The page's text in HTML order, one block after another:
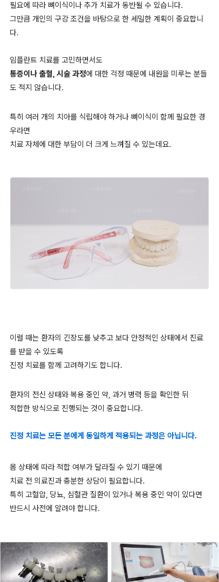
필요에 따라 뼈이식이나 추가 치료가 동반될 수 있습니다.
그만큼 개인의 구강 조건을 바탕으로 한 세밀한 계획이 중요합니
다.
임플란트 치료를 고민하면서도
통증이나 출혈, 시술 과정에 대한 걱정 때문에 내원을 미루는 분들
도 적지 않습니다.
특히 여러 개의 치아를 식립해야 하거나 뼈이식이 함께 필요한 경
우라면
치료 자체에 대한 부담이 더 크게 느껴질 수 있는데요.
이럴 때는 환자의 긴장도를 낮추고 보다 안정적인 상태에서 진료
를 받을 수 있도록
진정 치료를 함께 고려하기도 합니다.
환자의 전신 상태와 복용 중인 약, 과거 병력 등을 확인한 뒤
적합한 방식으로 진행되는 것이 중요합니다.
진정 치료는 모든 분에게 동일하게 적용되는 과정은 아닙니다.
몸 상태에 따라 적합 여부가 달라질 수 있기 때문에
치료 전 의료진과 충분한 상담이 필요합니다.
특히 고혈압, 당뇨, 심혈관 질환이 있거나 복용 중인 약이 있다면
반드시 사전에 알려야 합니다.